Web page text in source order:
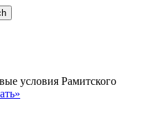
условия Рамитского